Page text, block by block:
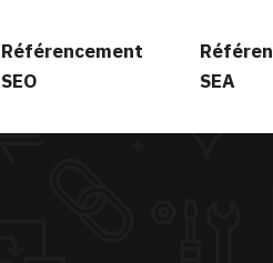
Référencement
SEO
SEA